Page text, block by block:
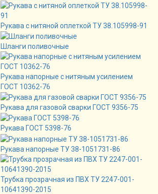
Рукава с нитяной оплеткой ТУ 38.105998-91
Шланги поливочные
Рукава напорные с нитяным усилением
ГОСТ 10362-76
Рукава для газовой сварки ГОСТ 9356-75
Рукава ГОСТ 5398-76
Рукава напорные ТУ 38-1051731-86
Трубка прозрачная из ПВХ ТУ 2247-001-
10641390-2015